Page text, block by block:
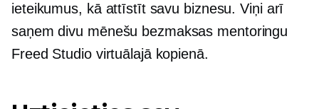
ieteikumus, kā attīstīt savu biznesu. Viņi arī
saņem divu mēnešu bezmaksas mentoringu
Freed Studio virtuālajā kopienā.